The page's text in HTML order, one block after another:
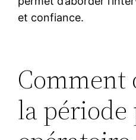
et confiance.
la période